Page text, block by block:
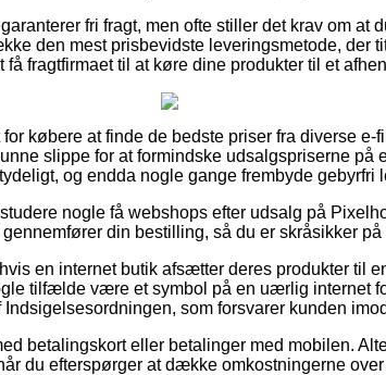
fri fragt, men ofte stiller det krav om at
den mest prisbevidste leveringsmetode, der
fragtfirmaet til at køre dine produkter til et
købere at finde de bedste priser fra diverse e-
slippe for at formindske udsalgspriserne på
og endda nogle gange frembyde gebyrfri
nogle få webshops efter udsalg på
din bestilling, så du er skråsikker
en internet butik afsætter deres produkter til
tilfælde være et symbol på en uærlig internet
som forsvarer kunden
betalingskort eller betalinger med mobilen.
du efterspørger at dække omkostningerne